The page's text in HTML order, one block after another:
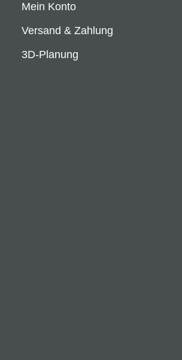
Mein Konto
Versand & Zahlung
3D-Planung